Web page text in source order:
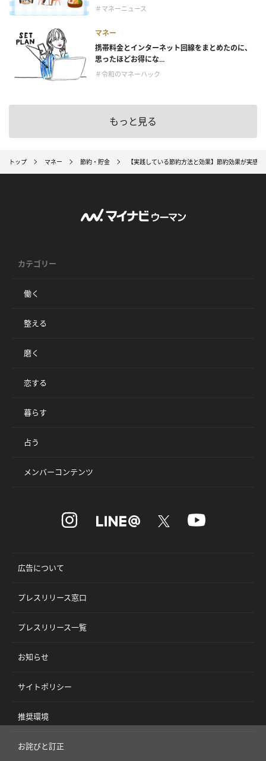
＃マネーニュース
マネー
携帯料金とインターネット回線をまとめたのに、
思ったほどお得にな...
＃令和のマネーハック
もっと見る
トップ マネー 節約・貯金 【実践している節約方法と効果】節約効果が実感
カテゴリー
働く
整える
磨く
恋する
暮らす
占う
メンバーコンテンツ
広告について
プレスリリース窓口
プレスリリース一覧
お知らせ
サイトポリシー
推奨環境
お詫びと訂正